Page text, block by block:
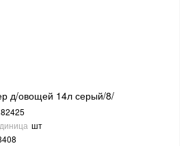
д/овощей 14л серый/8/
шт